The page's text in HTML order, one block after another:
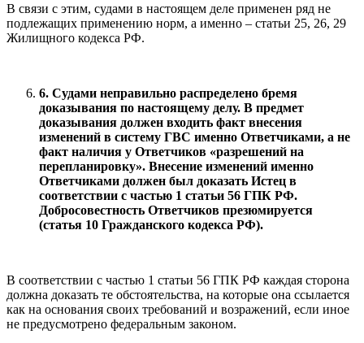
В связи с этим, судами в настоящем деле применен ряд не
подлежащих применению норм, а именно – статьи 25, 26, 29
Жилищного кодекса РФ.
6. Судами неправильно распределено бремя
доказывания по настоящему делу. В предмет
доказывания должен входить факт внесения
изменений в систему ГВС именно Ответчиками, а не
факт наличия у Ответчиков «разрешений на
перепланировку». Внесение изменений именно
Ответчиками должен был доказать Истец в
соответствии с частью 1 статьи 56 ГПК РФ.
Добросовестность Ответчиков презюмируется
(статья 10 Гражданского кодекса РФ).
В соответствии с частью 1 статьи 56 ГПК РФ каждая сторона
должна доказать те обстоятельства, на которые она ссылается
как на основания своих требований и возражений, если иное
не предусмотрено федеральным законом.